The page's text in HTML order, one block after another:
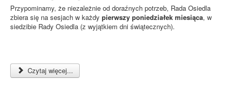
Przypominamy, że niezależnie od doraźnych potrzeb, Rada Osiedla
zbiera się na sesjach w każdy pierwszy poniedziałek miesiąca, w
siedzibie Rady Osiedla (z wyjątkiem dni świątecznych).
Czytaj więcej...